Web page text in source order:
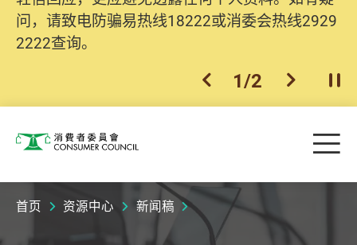
问，请致电防骗易热线18222或消委会热线2929
2222查询。
上一个
1/2 下一个开
消费者委员会 目
首页 资源中心 新闻稿